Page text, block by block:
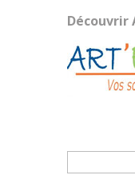
Découvrir
Rechercher